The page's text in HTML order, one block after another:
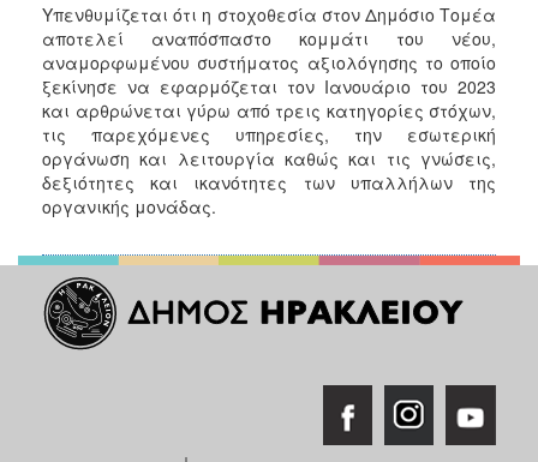
Υπενθυμίζεται ότι η στοχοθεσία στον Δημόσιο Τομέα
αποτελεί αναπόσπαστο κομμάτι του νέου,
αναμορφωμένου συστήματος αξιολόγησης το οποίο
ξεκίνησε να εφαρμόζεται τον Ιανουάριο του 2023
και αρθρώνεται γύρω από τρεις κατηγορίες στόχων,
τις παρεχόμενες υπηρεσίες, την εσωτερική
οργάνωση και λειτουργία καθώς και τις γνώσεις,
δεξιότητες και ικανότητες των υπαλλήλων της
οργανικής μονάδας.